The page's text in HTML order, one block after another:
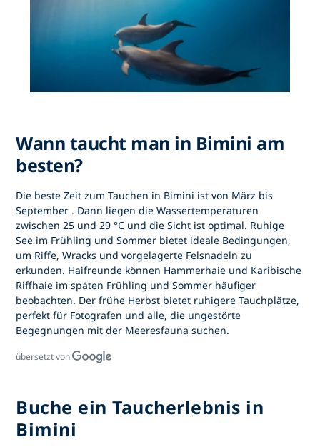
Wann taucht man in Bimini am
besten?
Die beste Zeit zumTauchen in Bimini ist von März bis
September . Dann liegen die Wassertemperaturen
zwischen 25 und 29 °C und die Sicht ist optimal. Ruhige
See im Frühling und Sommer bietet ideale Bedingungen,
um Riffe, Wracks und vorgelagerte Felsnadeln zu
erkunden. Haifreunde können Hammerhaie und Karibische
Riffhaie im späten Frühling und Sommer häufiger
beobachten. Der frühe Herbst bietet ruhigere Tauchplätze,
perfekt für Fotografen und alle, die ungestörte
Begegnungen mit der Meeresfauna suchen.
übersetzt von
Buche ein Taucherlebnis in
Bimini